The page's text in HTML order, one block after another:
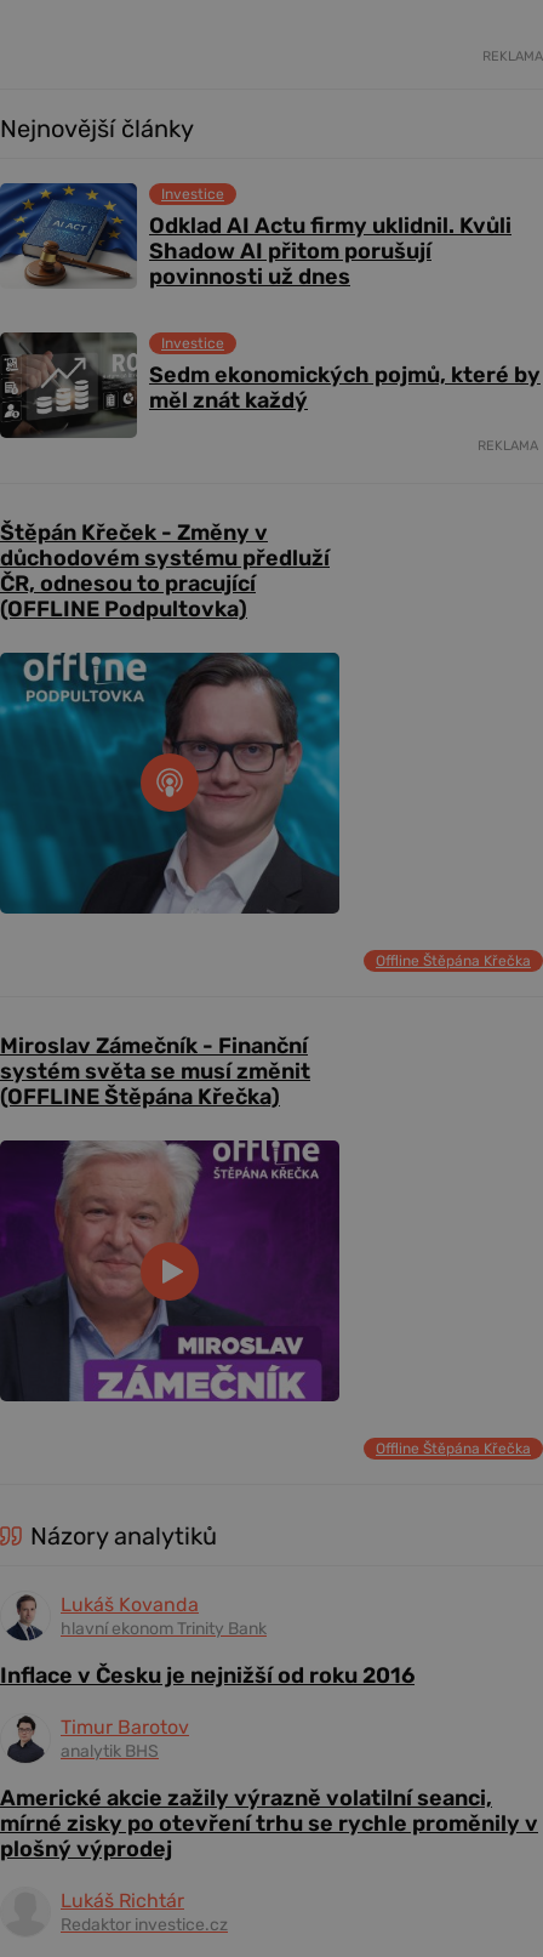
REKLAMA
Nejnovější články
Odklad AI Actu firmy uklidnil. Kvůli
Shadow AI přitom porušují
povinnosti už dnes
Investice
Sedm ekonomických pojmů, které by
měl znát každý
Investice
REKLAMA
Štěpán Křeček - Změny v
důchodovém systému předluží
ČR, odnesou to pracující
(OFFLINE Podpultovka)
Offline Štěpána Křečka
Miroslav Zámečník - Finanční
systém světa se musí změnit
(OFFLINE Štěpána Křečka)
Offline Štěpána Křečka
Názory analytiků
Lukáš Kovanda
hlavní ekonom Trinity Bank
Inflace v Česku je nejnižší od roku 2016
Timur Barotov
analytik BHS
Americké akcie zažily výrazně volatilní seanci,
mírné zisky po otevření trhu se rychle proměnily v
plošný výprodej
Lukáš Richtár
Redaktor investice.cz